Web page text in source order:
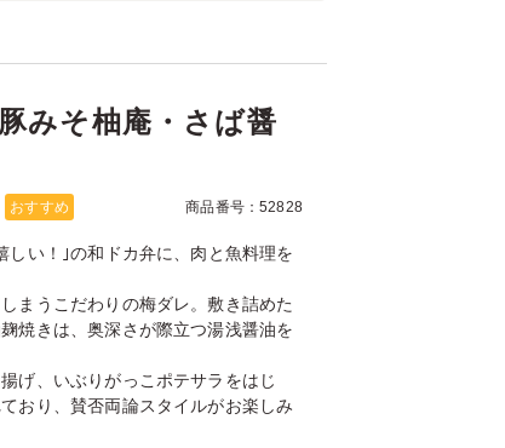
みそ柚庵・さば醤
おすすめ 商品番号：52828
しい！｣の和ドカ弁に、肉と魚料理を
まうこだわりの梅ダレ。敷き詰めた
焼きは、奥深さが際立つ湯浅醤油を
げ、いぶりがっこポテサラをはじ
おり、賛否両論スタイルがお楽しみ